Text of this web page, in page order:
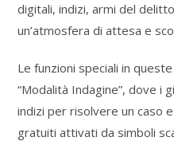
digitali, indizi, armi del
un’atmosfera di attesa e
Le funzioni speciali in
“Modalità Indagine”, dove i
indizi per risolvere un caso
gratuiti attivati da simboli